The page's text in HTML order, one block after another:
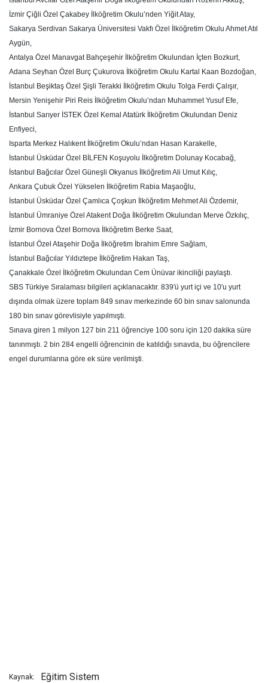
İzmir Çiğli Özel Çakabey İlköğretim Okulu’nden Yiğit Atay,
Sakarya Serdivan Sakarya Üniversitesi Vakfı Özel İlköğretim Okulu Ahmet Atıl
Aygün,
Antalya Özel Manavgat Bahçeşehir İlköğretim Okulundan İçten Bozkurt,
Adana Seyhan Özel Burç Çukurova İlköğretim Okulu Kartal Kaan Bozdoğan,
İstanbul Beşiktaş Özel Şişli Terakki İlköğretim Okulu Tolga Ferdi Çalışır,
Mersin Yenişehir Piri Reis İlköğretim Okulu’ndan Muhammet Yusuf Efe,
İstanbul Sarıyer İSTEK Özel Kemal Atatürk İlköğretim Okulundan Deniz
Enfiyeci,
Isparta Merkez Halıkent İlköğretim Okulu’ndan Hasan Karakelle,
İstanbul Üsküdar Özel BİLFEN Koşuyolu İlköğretim Dolunay Kocabağ,
İstanbul Bağcılar Özel Güneşli Okyanus İlköğretim Ali Umut Kılıç,
Ankara Çubuk Özel Yükselen İlköğretim Rabia Maşaoğlu,
İstanbul Üsküdar Özel Çamlıca Çoşkun İlköğretim Mehmet Ali Özdemir,
İstanbul Ümraniye Özel Atakent Doğa İlköğretim Okulundan Merve Özkılıç,
İzmir Bornova Özel Bornova İlköğretim Berke Saat,
İstanbul Özel Ataşehir Doğa İlköğretim İbrahim Emre Sağlam,
İstanbul Bağcılar Yıldıztepe İlköğretim Hakan Taş,
Çanakkale Özel İlköğretim Okulundan Cem Ünüvar ikinciliği paylaştı.
SBS Türkiye Sıralaması bilgileri açıklanacaktır. 839′ü yurt içi ve 10′u yurt
dışında olmak üzere toplam 849 sınav merkezinde 60 bin sınav salonunda
180 bin sınav görevlisiyle yapılmıştı.
Sınava giren 1 milyon 127 bin 211 öğrenciye 100 soru için 120 dakika süre
tanınmıştı. 2 bin 284 engelli öğrencinin de katıldığı sınavda, bu öğrencilere
engel durumlarına göre ek süre verilmişti.
Kaynak: Eğitim Sistem